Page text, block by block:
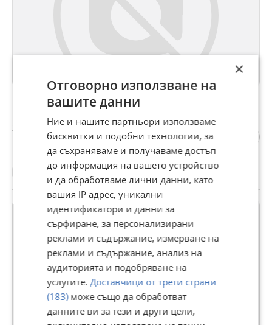
Kymco Agility 16+ 49cm. 4 Тактов
1 300 €
2 542,58 лв
Не се начислява ДДС
гр. Казанлък, Стара Загора, 07 август
2750 км. 2019 50 куб. см. Скутер
×
Отговорно използване на
вашите данни
Ние и нашите партньори използваме
бисквитки и подобни технологии, за
да съхраняваме и получаваме достъп
до информация на вашето устройство
и да обработваме лични данни, като
вашия IP адрес, уникални
идентификатори и данни за
сърфиране, за персонализирани
реклами и съдържание, измерване на
реклами и съдържание, анализ на
аудиторията и подобряване на
услугите.Доставчици от трети страни
(183)може също да обработват
данните ви за тези и други цели,